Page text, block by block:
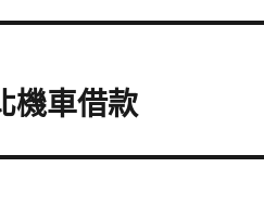
機車借款